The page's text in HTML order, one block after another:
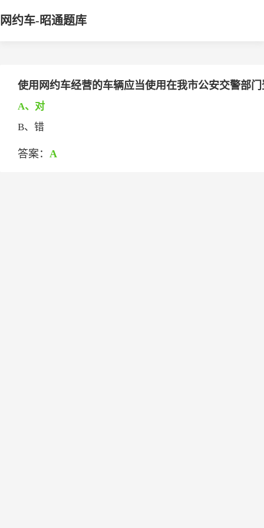
网约车-昭通题库
使用网约车经营的车辆应当使用在我市公安交警部
A、对
B、错
答案： A